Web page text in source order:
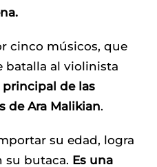
cinco músicos, que
batalla al violinista
de las
de Ara Malikian.
su edad, logra
su butaca. Es una